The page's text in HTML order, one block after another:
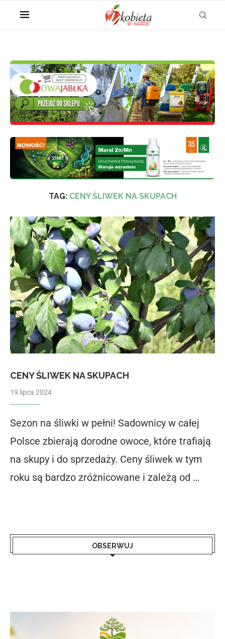
TAG: CENY ŚLIWEK NA SKUPACH
CENY ŚLIWEK NA SKUPACH
19 lipca 2024
Sezon na śliwki w pełni! Sadownicy w całej
Polsce zbierają dorodne owoce, które trafiają
na skupy i do sprzedaży. Ceny śliwek w tym
roku są bardzo zróżnicowane i zależą od …
OBSERWUJ